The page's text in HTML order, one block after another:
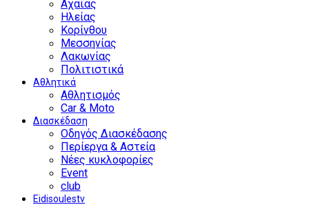
Αχαΐας
Ηλείας
Κορίνθου
Μεσσηνίας
Λακωνίας
Πολιτιστικά
Αθλητικά
Αθλητισμός
Car & Moto
Διασκέδαση
Οδηγός Διασκέδασης
Περίεργα & Αστεία
Νέες κυκλοφορίες
Event
club
Eidisoulestv